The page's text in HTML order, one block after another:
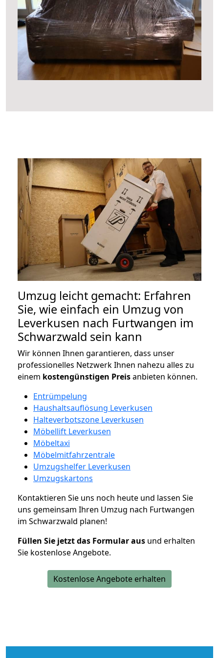
Umzug leicht gemacht: Erfahren
Sie, wie einfach ein Umzug von
Leverkusen nach Furtwangen im
Schwarzwald sein kann
Wir können Ihnen garantieren, dass unser
professionelles Netzwerk Ihnen nahezu alles zu
einem kostengünstigen Preisanbieten können.
Entrümpelung
Haushaltsauflösung Leverkusen
Halteverbotszone Leverkusen
Möbellift Leverkusen
Möbeltaxi
Möbelmitfahrzentrale
Umzugshelfer Leverkusen
Umzugskartons
Kontaktieren Sie uns noch heute und lassen Sie
uns gemeinsam Ihren Umzug nach Furtwangen
im Schwarzwald planen!
Füllen Sie jetzt das Formular aus und erhalten
Sie kostenlose Angebote.
Kostenlose Angebote erhalten